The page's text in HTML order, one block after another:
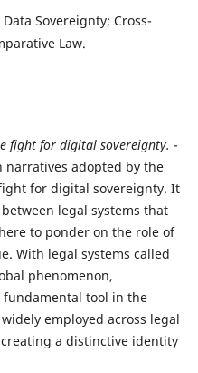
Sovereignty; Cross-
Law.
fight for digital sovereignty. -
narratives adopted by the
for digital sovereignty. It
legal systems that
to ponder on the role of
With legal systems called
phenomenon,
fundamental tool in the
employed across legal
a distinctive identity